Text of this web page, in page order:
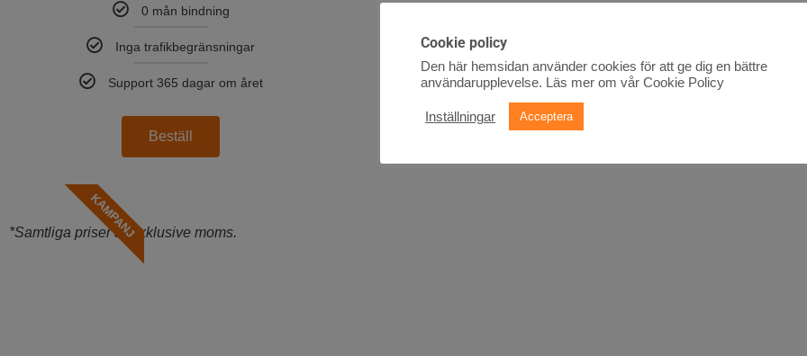
0 mån bindning
Inga trafikbegränsningar
Support 365 dagar om året
Beställ
KAMPANJ
*Samtliga priser är exklusive moms.
Cookie policy
Den här hemsidan använder cookies för att ge dig en bättre
användarupplevelse. Läs mer om vår Cookie Policy
Inställningar Acceptera